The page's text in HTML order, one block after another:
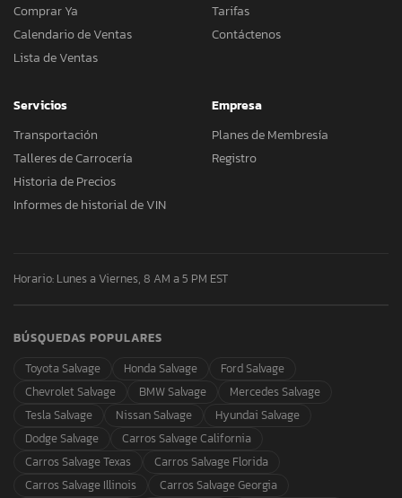
Comprar Ya
Calendario de Ventas
Lista de Ventas
Tarifas
Contáctenos
Servicios
Transportación
Talleres de Carrocería
Historia de Precios
Informes de historial de VIN
Empresa
Planes de Membresía
Registro
Horario: Lunes a Viernes, 8 AM a 5 PM EST
BÚSQUEDAS POPULARES
Toyota Salvage
Honda Salvage
Ford Salvage
Chevrolet Salvage
BMW Salvage
Mercedes Salvage
Tesla Salvage
Nissan Salvage
Hyundai Salvage
Dodge Salvage
Carros Salvage California
Carros Salvage Texas
Carros Salvage Florida
Carros Salvage Illinois
Carros Salvage Georgia